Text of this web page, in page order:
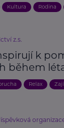
Kultura Rodina
z.s.
k
během
Relax